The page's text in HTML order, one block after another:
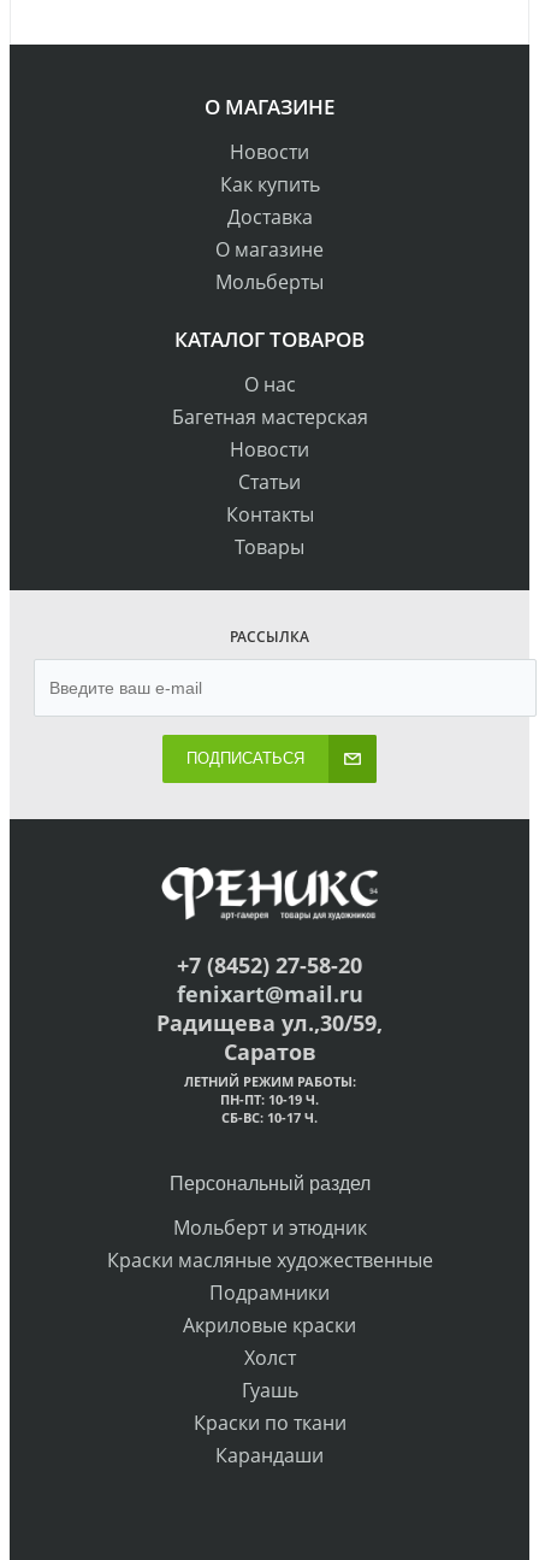
О МАГАЗИНЕ
Новости
Как купить
Доставка
О магазине
Мольберты
КАТАЛОГ ТОВАРОВ
О нас
Багетная мастерская
Новости
Статьи
Контакты
Товары
РАССЫЛКА
ПОДПИСАТЬСЯ
+7 (8452) 27-58-20
fenixart@mail.ru
Радищева ул.,30/59,
Саратов
ЛЕТНИЙ РЕЖИМ РАБОТЫ:
ПН-ПТ: 10-19 Ч.
СБ-ВС: 10-17 Ч.
Персональный раздел
Мольберт и этюдник
Краски масляные художественные
Подрамники
Акриловые краски
Холст
Гуашь
Краски по ткани
Карандаши